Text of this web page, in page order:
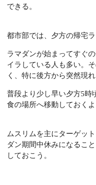
できる。
都市部では、夕方の帰宅
ラマダンが始まってすぐ
イラしている人も多い。
く、特に後方から突然現
普段より少し早い夕方5時
食の場所へ移動しておくよ
ムスリムを主にターゲッ
ダン期間中休みになるこ
しておこう。